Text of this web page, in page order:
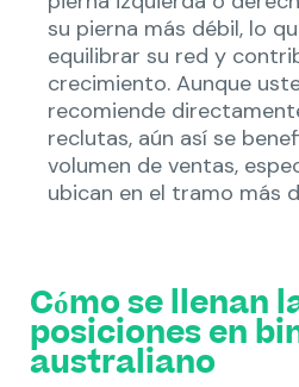
su pierna más débil, lo
equilibrar su red y
crecimiento. Aunque
recomiende
reclutas, aún así se
volumen de ventas,
ubican en el tramo más
Cómo se llenan
posiciones en
australiano